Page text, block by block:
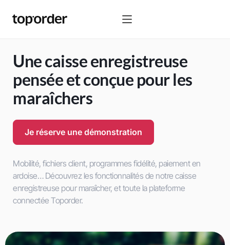
Une caisse enregistreuse
pensée et conçue pour les
maraîchers
Je réserve une démonstration
Mobilité, fichiers client, programmes fidélité, paiement en
ardoise… Découvrez les fonctionnalités de notre caisse
enregistreuse pour maraîcher, et toute la plateforme
connectée Toporder.